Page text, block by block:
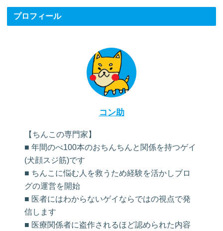
プロフィール
コン助
【ちんこの専門家】
■ 年間のべ100本のおちんちんと関係を持つゲイ
(犬顔スジ筋)です
■ ちんこに悩む人を救うため経験を活かしブロ
グの運営を開始
■ 医者にはわからないゲイならではの視点で発
信します
■ 医療関係者に盗作されるほど認められた内容